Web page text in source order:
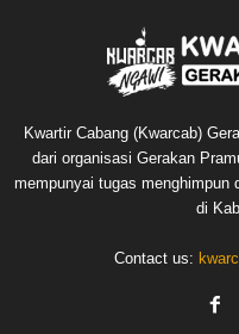
Kwartir Cabang (Kwarcab)
dari organisasi Gerakan
mempunyai tugas menghimpun
di
Contact us: